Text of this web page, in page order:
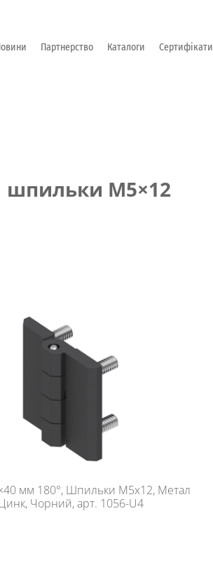
Партнерство Каталоги Сертифікати
шпильки М5×12
мм 180°, Шпильки М5х12, Метал
Чорний, арт. 1056-U4